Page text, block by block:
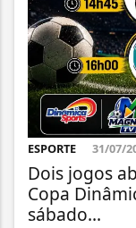
ESPORTE 31/07/
Dois jogos
Copa
sábado...